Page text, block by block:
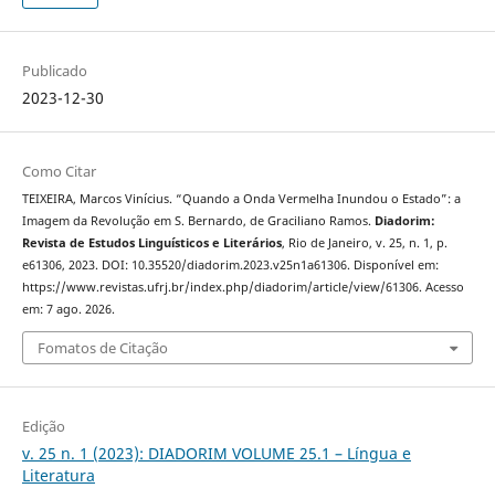
Publicado
2023-12-30
Como Citar
TEIXEIRA, Marcos Vinícius. “Quando a Onda Vermelha Inundou o Estado”: a
Imagem da Revolução em S. Bernardo, de Graciliano Ramos. Diadorim:
Revista de Estudos Linguísticos e Literários, Rio de Janeiro, v. 25, n. 1, p.
e61306, 2023. DOI: 10.35520/diadorim.2023.v25n1a61306. Disponível em:
https://www.revistas.ufrj.br/index.php/diadorim/article/view/61306. Acesso
em: 7 ago. 2026.
Fomatos de Citação
Edição
v. 25 n. 1 (2023): DIADORIM VOLUME 25.1 – Língua e
Literatura